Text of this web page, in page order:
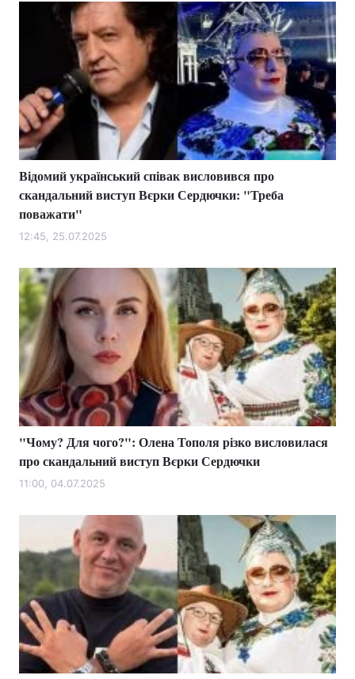
Відомий український співак висловився про
скандальний виступ Вєрки Сердючки: "Треба
поважати"
12:45, 25.07.2025
"Чому? Для чого?": Олена Тополя різко висловилася
про скандальний виступ Вєрки Сердючки
11:00, 04.07.2025